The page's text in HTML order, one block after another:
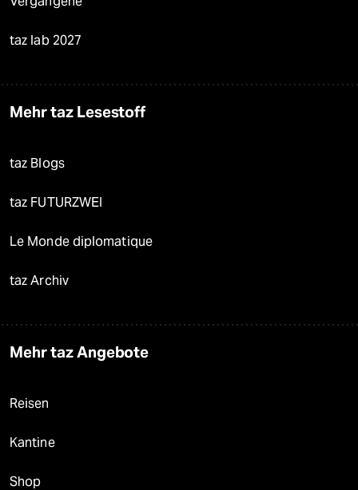
taz lab 2027
Mehr taz Lesestoff
taz Blogs
taz FUTURZWEI
Le Monde diplomatique
taz Archiv
Mehr taz Angebote
Reisen
Kantine
Shop